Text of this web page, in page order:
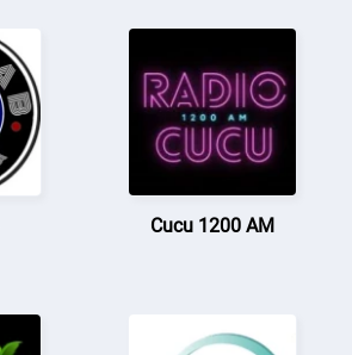
Cucu 1200 AM